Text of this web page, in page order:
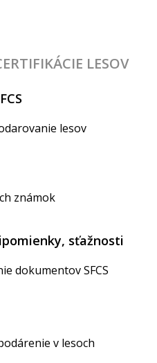
LESOV
lesov
známok
sťažnosti
dokumentov SFCS
v lesoch